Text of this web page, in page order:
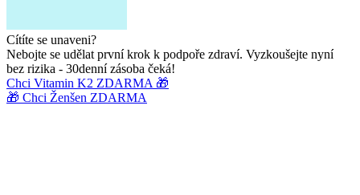
Cítíte se unaveni?
Nebojte se udělat první krok k podpoře zdraví. Vyzkoušejte nyní
bez rizika - 30denní zásoba čeká!
Chci Vitamin K2 ZDARMA 🎁
🎁 Chci Ženšen ZDARMA